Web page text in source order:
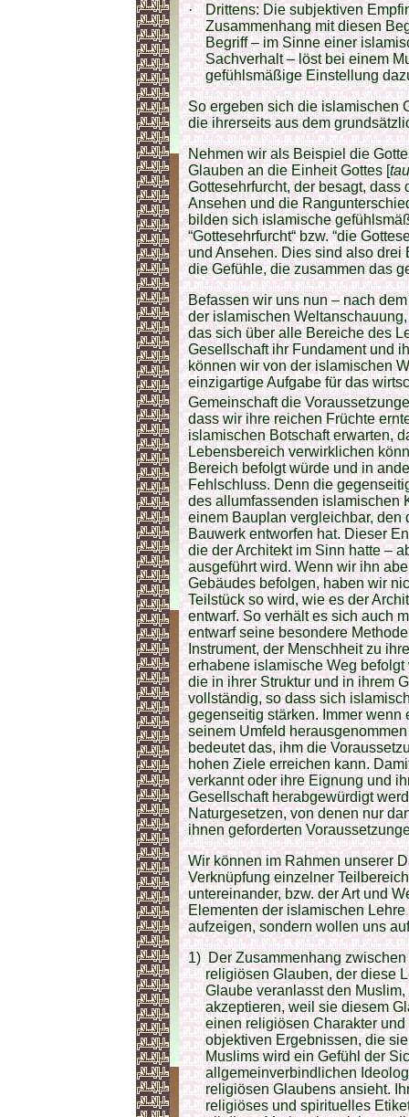
·
Drittens: Die subjektiven
Zusammenhang mit diesen
Begriff – im Sinne einer
Sachverhalt – löst bei einem
gefühlsmäßige Einstellung
So ergeben sich die islamischen
die ihrerseits aus dem
Nehmen wir als Beispiel die
Glauben an die Einheit Gottes [
Gottesehrfurcht, der besagt, dass
Ansehen und die
bilden sich islamische
“Gottesehrfurcht“ bzw. “die
und Ansehen. Dies sind also drei
die Gefühle, die zusammen das
Befassen wir uns nun – nach
der islamischen
das sich über alle Bereiche des
Gesellschaft ihr Fundament und
können wir von der islamischen
einzigartige Aufgabe für das
Gemeinschaft die
dass wir ihre reichen Früchte
islamischen Botschaft erwarten,
Lebensbereich verwirklichen
Bereich befolgt würde und in
Fehlschluss. Denn die
des allumfassenden islamischen
einem Bauplan vergleichbar, den
Bauwerk entworfen hat. Dieser
die der Architekt im Sinn hatte –
ausgeführt wird. Wenn wir ihn
Gebäudes befolgen, haben wir
Teilstück so wird, wie es der
entwarf. So verhält es sich auch
entwarf seine besondere
Instrument, der Menschheit zu
erhabene islamische Weg
die in ihrer Struktur und in ihrem
vollständig, so dass sich
gegenseitig stärken. Immer
seinem Umfeld
bedeutet das, ihm die
hohen Ziele erreichen kann.
verkannt oder ihre Eignung und
Gesellschaft herabgewürdigt
Naturgesetzen, von denen nur
ihnen geforderten
Wir können im Rahmen unserer
Verknüpfung einzelner
untereinander, bzw. der Art und
Elementen der islamischen
aufzeigen, sondern wollen uns
1) Der Zusammenhang
religiösen Glauben, der diese
Glaube veranlasst den
akzeptieren, weil sie diesem
einen religiösen Charakter
objektiven Ergebnissen, die
Muslims wird ein Gefühl der
allgemeinverbindlichen
religiösen Glaubens ansieht.
religiöses und spirituelles